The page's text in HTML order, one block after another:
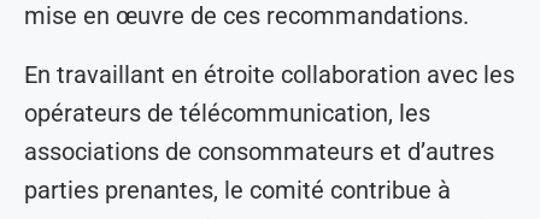
mise en œuvre de ces recommandations.
En travaillant en étroite collaboration avec les
opérateurs de télécommunication, les
associations de consommateurs et d’autres
parties prenantes, le comité contribue à